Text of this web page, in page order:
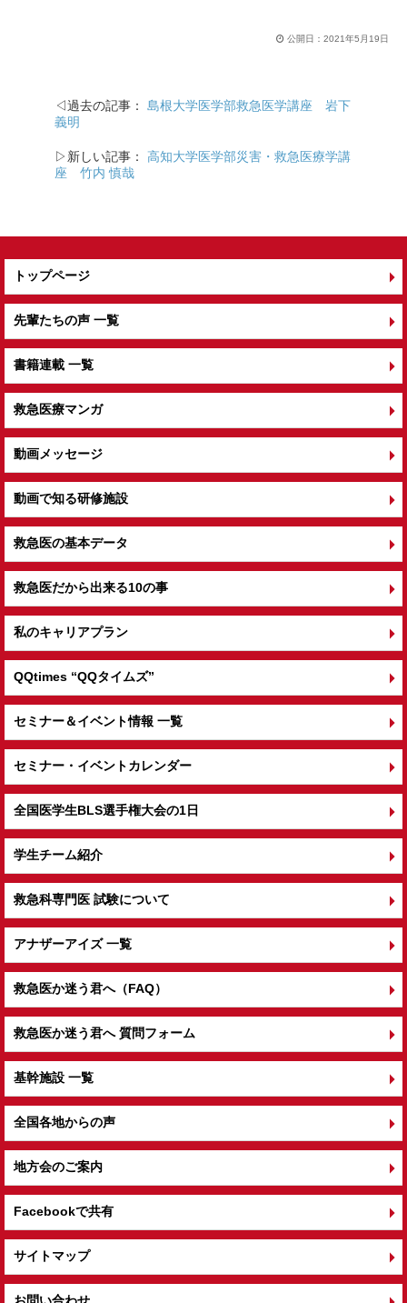
公開日： 2021年5月19日
◁過去の記事： 島根大学医学部救急医学講座 岩下
義明
▷新しい記事： 高知大学医学部災害・救急医療学講
座 竹内 慎哉
トップページ
先輩たちの声 一覧
書籍連載 一覧
救急医療マンガ
動画メッセージ
動画で知る研修施設
救急医の基本データ
救急医だから出来る10の事
私のキャリアプラン
QQtimes “QQタイムズ”
セミナー＆イベント情報 一覧
セミナー・イベントカレンダー
全国医学生BLS選手権大会の1日
学生チーム紹介
救急科専門医 試験について
アナザーアイズ 一覧
救急医か迷う君へ（FAQ）
救急医か迷う君へ 質問フォーム
基幹施設 一覧
全国各地からの声
地方会のご案内
Facebookで共有
サイトマップ